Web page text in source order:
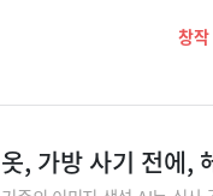
창작
옷, 가방 사기 전에,